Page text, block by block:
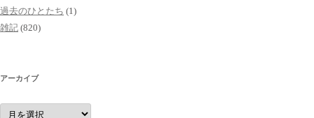
過去のひとたち (1)
雑記 (820)
アーカイブ
ア